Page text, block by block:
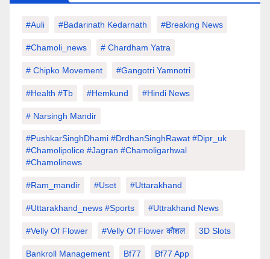
#auli #Badarinath Kedarnath #Breaking News
#chamoli_news # Chardham Yatra
# Chipko Movement #Gangotri Yamnotri
#Health #tb #hemkund #hindi News
# Narsingh Mandir
#PushkarSinghDhami #drdhanSinghRawat #dipr_uk
#chamolipolice #Jagran #chamoligarhwal
#chamolinews
#Ram_mandir #uset #uttarakhand
#Uttarakhand_news #sports #Uttrakhand News
#velly Of Flower #velly Of Flower कौशल 3D Slots
Bankroll Management Bf77 Bf77 App